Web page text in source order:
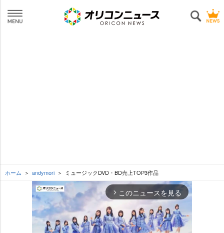
ホーム andymori ミュージックDVD・BD売上TOP3作品
arrow_forward_ios このニュースを見る